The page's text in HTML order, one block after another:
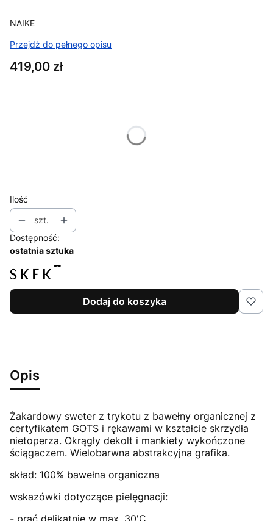
NAIKE
Przejdź do pełnego opisu
Cena
419,00 zł
Ilość
szt.
Dostępność:
ostatnia sztuka
Dodaj do koszyka
Opis
Żakardowy sweter z trykotu z bawełny organicznej z
certyfikatem GOTS i rękawami w kształcie skrzydła
nietoperza. Okrągły dekolt i mankiety wykończone
ściągaczem. Wielobarwna abstrakcyjna grafika.
skład: 100% bawełna organiczna
wskazówki dotyczące pielęgnacji:
- prać delikatnie w max. 30'C